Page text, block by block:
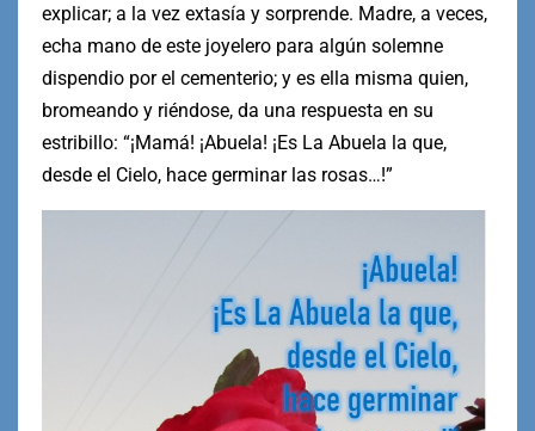
explicar; a la vez extasía y sorprende. Madre, a veces,
echa mano de este joyelero para algún solemne
dispendio por el cementerio; y es ella misma quien,
bromeando y riéndose, da una respuesta en su
estribillo: “¡Mamá! ¡Abuela! ¡Es La Abuela la que,
desde el Cielo, hace germinar las rosas…!”